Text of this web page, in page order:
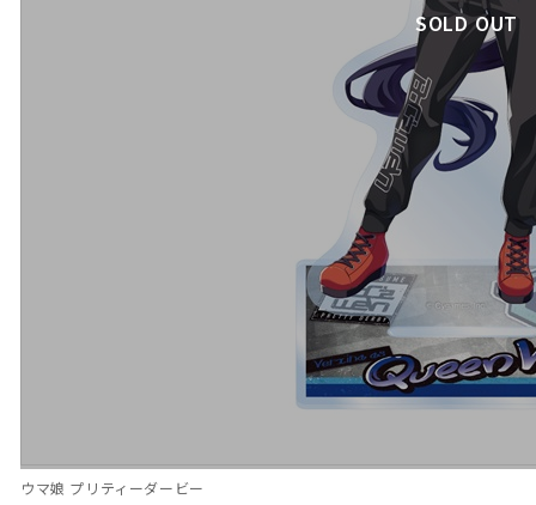
SOLD OUT
ウマ娘 プリティーダービー